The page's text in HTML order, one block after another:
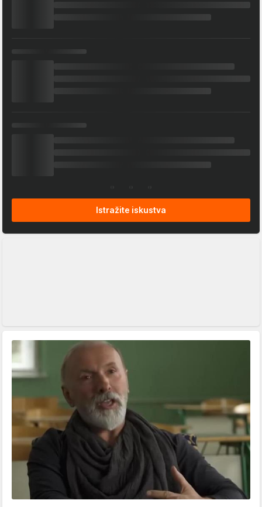
Istražite iskustva